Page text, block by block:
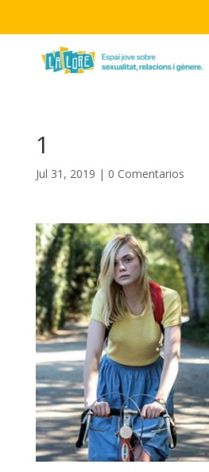
1
Jul 31, 2019 | 0 Comentarios